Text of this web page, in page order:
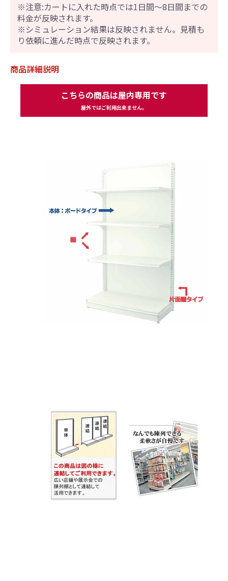
※注意:カートに入れた時点では1日間～8日間までの
料金が反映されます。
※シミュレーション結果は反映されません。見積も
り依頼に進んだ時点で反映されます。
商品詳細説明
こちらの商品は屋内専用です
屋外ではご利用出来ません。